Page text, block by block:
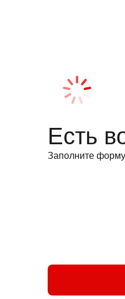
Есть
Заполните